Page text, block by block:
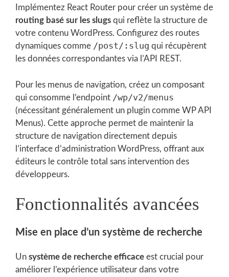
Implémentez React Router pour créer un système de
routing basé sur les slugs qui reflète la structure de
votre contenu WordPress. Configurez des routes
dynamiques comme /post/:slug qui récupèrent
les données correspondantes via l’API REST.
Pour les menus de navigation, créez un composant
qui consomme l’endpoint /wp/v2/menus
(nécessitant généralement un plugin comme WP API
Menus). Cette approche permet de maintenir la
structure de navigation directement depuis
l’interface d’administration WordPress, offrant aux
éditeurs le contrôle total sans intervention des
développeurs.
Fonctionnalités avancées
Mise en place d’un système de recherche
Un système de recherche efficace est crucial pour
améliorer l’expérience utilisateur dans votre